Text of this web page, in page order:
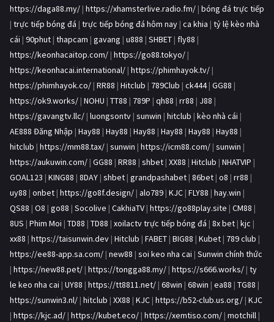
https://daga88.my/ | https://xhamsterlive.radio.fm/ | bóng đá trực tiếp
| trực tiếp bóng đá | trực tiếp bóng đá hôm nay | ca khia | tỷ lệ kèo nhà
cái | 90phut | thapcam | gavang | u888 | SHBET | fly88 |
https://keonhacaitop.com/ | https://go88.tokyo/ |
https://keonhacai.international/ | https://phimhayok.tv/ |
https://phimhayok.co/ | RR88 | Hitclub | 789Club | ck444| GG88 |
https://ok9.works/ | NOHU | TT88 | 789P | qh88 | rr88 | J88 |
https://gavangtv.llc/ | luongsontv | sunwin | hitclub | kèo nhà cái |
AE888 Đăng Nhập | Hay88 | Hay88 | Hay88 | Hay88 | Hay88 | Hay88 |
hitclub | https://mm88.tax/ | sunwin | https://icm88.com/ | sunwin |
https://aukuwin.com/ | GG88 | RR88 | shbet | XX88 | Hitclub | NHATVIP |
GOAL123 | KING88 | 8DAY | shbet | grandpashabet | 86bet | o8 | rr88 |
uy88 | onbet | https://go8f.design/ | alo789 | KJC | FLY88 | hay.win |
QS88 | O8 | go88 | Socolive | CakhiaTV | https://go88play.site | CM88 |
8US | Phim Moi | TD88 | TD88 | xoilactv trực tiếp bóng đá | 8x bet | kjc |
xx88 | https://taisunwin.dev | Hitclub | FABET | BIG88 | Kubet | 789 club |
https://ee88-app.sa.com/ | new88 | soi keo nha cai | Sunwin chính thức
| https://new88.pet/ | https://tongga88.my/ | https://s666.works/ | ty
le keo nha cai | UY88 | https://tt8811.net/ | 68win | 68win | ea88 | TG88 |
https://sunwin3.nl/ | hitclub | XX88 | KJC | https://b52-club.us.org/ | KJC
| https://kjc.ad/ | https://kubet.eco/ | https://xemtiso.com/ | motchill |